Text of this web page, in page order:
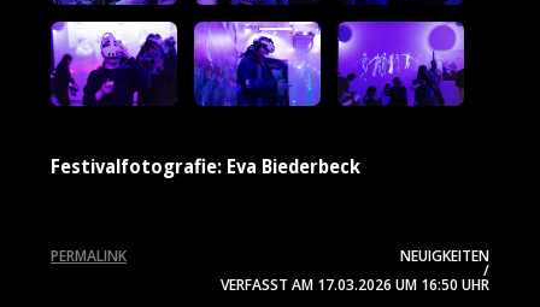
Festivalfotografie: Eva Biederbeck
NEUIGKEITEN
/
VERFASST AM 17.03.2026 UM 16:50 UHR
PERMALINK